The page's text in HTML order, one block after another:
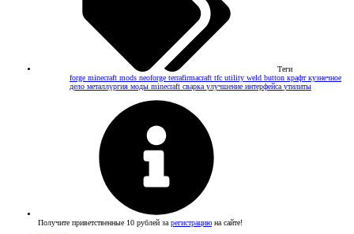
Теги
forge minecraft mods neoforge terrafirmacraft tfc utility weld button крафткузнечное
дело металлургия моды minecraft сварка улучшение интерфейса утилиты
Получите приветственные 10 рублей за регистрацию на сайте!